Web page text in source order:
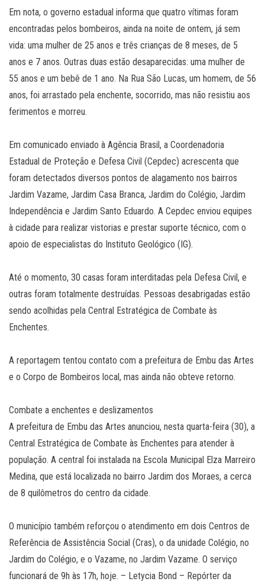
Em nota, o governo estadual informa que quatro vítimas foram
encontradas pelos bombeiros, ainda na noite de ontem, já sem
vida: uma mulher de 25 anos e três crianças de 8 meses, de 5
anos e 7 anos. Outras duas estão desaparecidas: uma mulher de
55 anos e um bebê de 1 ano. Na Rua São Lucas, um homem, de 56
anos, foi arrastado pela enchente, socorrido, mas não resistiu aos
ferimentos e morreu.
Em comunicado enviado à Agência Brasil, a Coordenadoria
Estadual de Proteção e Defesa Civil (Cepdec) acrescenta que
foram detectados diversos pontos de alagamento nos bairros
Jardim Vazame, Jardim Casa Branca, Jardim do Colégio, Jardim
Independência e Jardim Santo Eduardo. A Cepdec enviou equipes
à cidade para realizar vistorias e prestar suporte técnico, com o
apoio de especialistas do Instituto Geológico (IG).
Até o momento, 30 casas foram interditadas pela Defesa Civil, e
outras foram totalmente destruídas. Pessoas desabrigadas estão
sendo acolhidas pela Central Estratégica de Combate às
Enchentes.
A reportagem tentou contato com a prefeitura de Embu das Artes
e o Corpo de Bombeiros local, mas ainda não obteve retorno.
Combate a enchentes e deslizamentos
A prefeitura de Embu das Artes anunciou, nesta quarta-feira (30), a
Central Estratégica de Combate às Enchentes para atender à
população. A central foi instalada na Escola Municipal Elza Marreiro
Medina, que está localizada no bairro Jardim dos Moraes, a cerca
de 8 quilômetros do centro da cidade.
O município também reforçou o atendimento em dois Centros de
Referência de Assistência Social (Cras), o da unidade Colégio, no
Jardim do Colégio, e o Vazame, no Jardim Vazame. O serviço
funcionará de 9h às 17h, hoje. – Letycia Bond – Repórter da